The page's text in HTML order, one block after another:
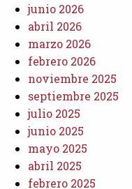
junio 2026
abril 2026
marzo 2026
febrero 2026
noviembre 2025
septiembre 2025
julio 2025
junio 2025
mayo 2025
abril 2025
febrero 2025